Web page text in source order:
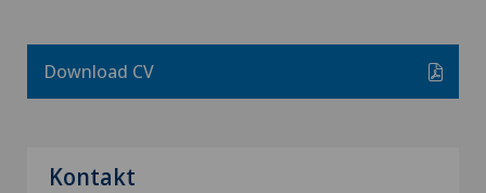
Download CV
Kontakt